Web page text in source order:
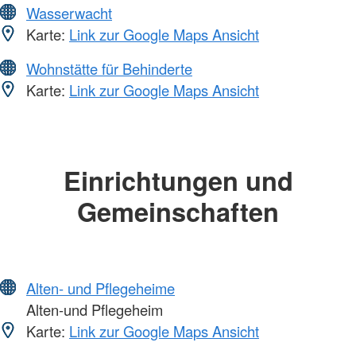
Wasserwacht
Karte: Link zur Google Maps Ansicht
Wohnstätte für Behinderte
Karte: Link zur Google Maps Ansicht
Einrichtungen und
Gemeinschaften
Alten- und Pflegeheime
Alten-und Pflegeheim
Karte: Link zur Google Maps Ansicht